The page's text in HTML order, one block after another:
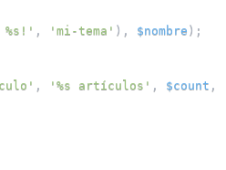
, 'mi-tema' ) , $nombre ) ;
, '%s artículos' , $count ,